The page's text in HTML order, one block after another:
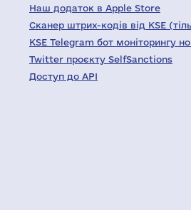
Наш додаток в Apple Store
Сканер штрих-кодів від KSE
KSE Telegram бот моніторингу
Twitter проєкту SelfSanctions
Доступ до API